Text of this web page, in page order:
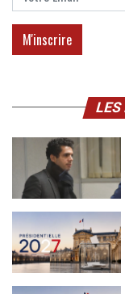
LES